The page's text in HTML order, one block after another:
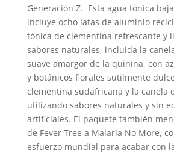
Generación Z. Esta agua tónica
incluye ocho latas de aluminio
tónica de clementina refrescante y
sabores naturales, incluida la
suave amargor de la quinina, con
y botánicos florales sutilmente
clementina sudafricana y la canela
utilizando sabores naturales y sin
artificiales. El paquete también
de Fever Tree a Malaria No More,
esfuerzo mundial para acabar con